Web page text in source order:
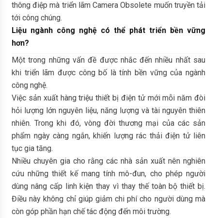
thông điệp mà triển lãm Camera Obsolete muốn truyền tải
tới công chúng.
Liệu ngành công nghệ có thể phát triển bền vững
hơn?
Một trong những vấn đề được nhắc đến nhiều nhất sau
khi triển lãm được công bố là tính bền vững của ngành
công nghệ.
Việc sản xuất hàng triệu thiết bị điện tử mới mỗi năm đòi
hỏi lượng lớn nguyên liệu, năng lượng và tài nguyên thiên
nhiên. Trong khi đó, vòng đời thương mại của các sản
phẩm ngày càng ngắn, khiến lượng rác thải điện tử liên
tục gia tăng.
Nhiều chuyên gia cho rằng các nhà sản xuất nên nghiên
cứu những thiết kế mang tính mô-đun, cho phép người
dùng nâng cấp linh kiện thay vì thay thế toàn bộ thiết bị.
Điều này không chỉ giúp giảm chi phí cho người dùng mà
còn góp phần hạn chế tác động đến môi trường.